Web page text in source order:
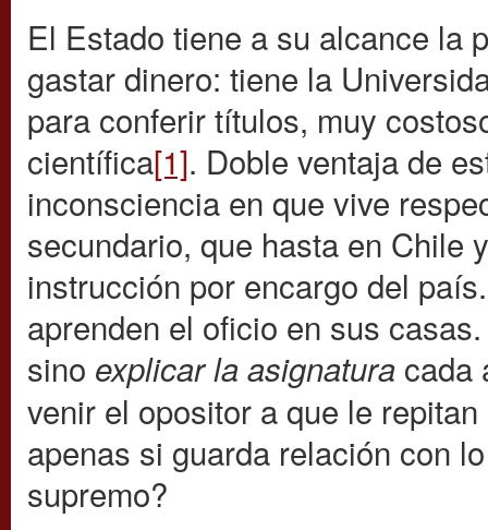
El Estado tiene a su alcance la
gastar dinero: tiene la
para conferir títulos, muy
científica[1]. Doble ventaja de
inconsciencia en que vive
secundario, que hasta en Chile
instrucción por encargo del
aprenden el oficio en sus
sino explicar la asignatura cada
venir el opositor a que le
apenas si guarda relación con
supremo?